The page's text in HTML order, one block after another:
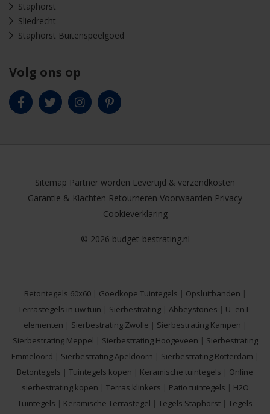
Staphorst
Sliedrecht
Staphorst Buitenspeelgoed
Volg ons op
Sitemap Partner worden Levertijd & verzendkosten
Garantie & Klachten Retourneren Voorwaarden Privacy
Cookieverklaring
© 2026 budget-bestrating.nl
Betontegels 60x60 | Goedkope Tuintegels | Opsluitbanden |
Terrastegels in uw tuin | Sierbestrating | Abbeystones | U- en L-
elementen | Sierbestrating Zwolle | Sierbestrating Kampen |
Sierbestrating Meppel | Sierbestrating Hoogeveen | Sierbestrating
Emmeloord | Sierbestrating Apeldoorn | Sierbestrating Rotterdam |
Betontegels | Tuintegels kopen | Keramische tuintegels | Online
sierbestrating kopen | Terras klinkers | Patio tuintegels | H2O
Tuintegels | Keramische Terrastegel | Tegels Staphorst | Tegels